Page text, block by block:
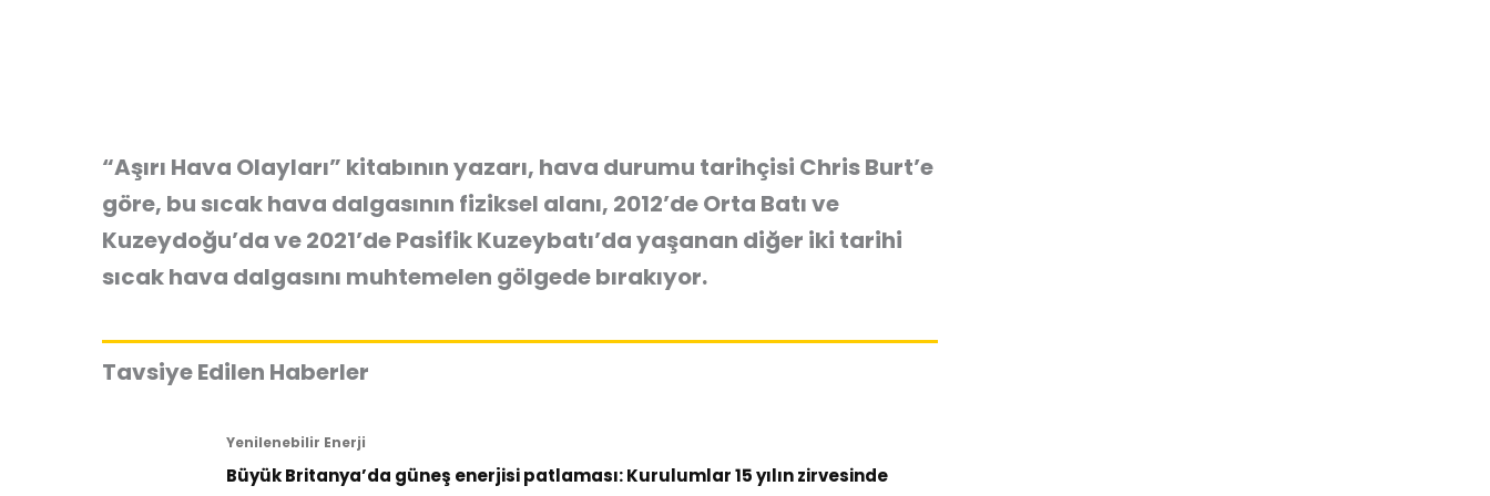
“Aşırı Hava Olayları” kitabının yazarı, hava durumu tarihçisi Chris Burt’e
göre, bu sıcak hava dalgasının fiziksel alanı, 2012’de Orta Batı ve
Kuzeydoğu’da ve 2021’de Pasifik Kuzeybatı’da yaşanan diğer iki tarihi
sıcak hava dalgasını muhtemelen gölgede bırakıyor.
Tavsiye Edilen Haberler
Yenilenebilir Enerji
Büyük Britanya’da güneş enerjisi patlaması: Kurulumlar 15 yılın zirvesinde